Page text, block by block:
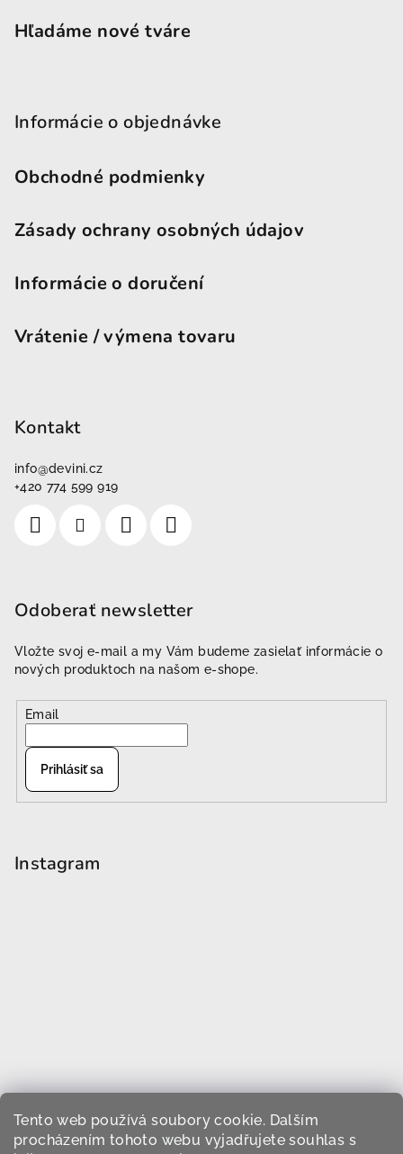
Tento web používá soubory cookie. Dalším
procházením tohoto webu vyjadřujete souhlas s
Hľadáme nové tváre
Informácie o objednávke
Obchodné podmienky
Zásady ochrany osobných údajov
Informácie o doručení
Vrátenie / výmena tovaru
Kontakt
info@devini.cz
+420 774 599 919
Odoberať newsletter
Vložte svoj e-mail a my Vám budeme zasielať informácie o
nových produktoch na našom e-shope.
Email
Prihlásiť sa
Instagram